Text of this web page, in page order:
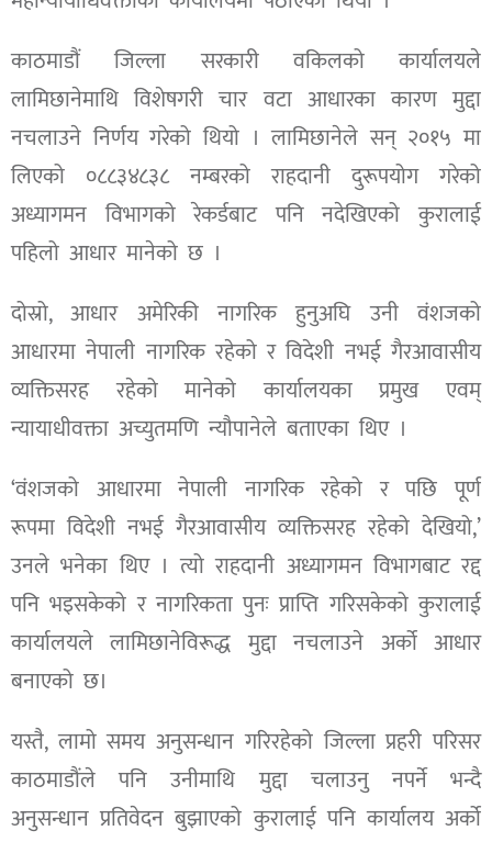
काठमाडौं जिल्ला सरकारी वकिलको कार्यालयले
लामिछानेमाथि विशेषगरी चार वटा आधारका कारण मुद्दा
नचलाउने निर्णय गरेको थियो । लामिछानेले सन् २०१५ मा
लिएको ०८८३४८३८ नम्बरको राहदानी दुरूपयोग गरेको
अध्यागमन विभागको रेकर्डबाट पनि नदेखिएको कुरालाई
पहिलो आधार मानेको छ ।
दोस्रो, आधार अमेरिकी नागरिक हुनुअघि उनी वंशजको
आधारमा नेपाली नागरिक रहेको र विदेशी नभई गैरआवासीय
व्यक्तिसरह रहेको मानेको कार्यालयका प्रमुख एवम्
न्यायाधीवक्ता अच्युतमणि न्यौपानेले बताएका थिए ।
‘वंशजको आधारमा नेपाली नागरिक रहेको र पछि पूर्ण
रूपमा विदेशी नभई गैरआवासीय व्यक्तिसरह रहेको देखियो,’
उनले भनेका थिए । त्यो राहदानी अध्यागमन विभागबाट रद्द
पनि भइसकेको र नागरिकता पुनः प्राप्ति गरिसकेको कुरालाई
कार्यालयले लामिछानेविरूद्ध मुद्दा नचलाउने अर्को आधार
बनाएको छ।
यस्तै, लामो समय अनुसन्धान गरिरहेको जिल्ला प्रहरी परिसर
काठमाडौंले पनि उनीमाथि मुद्दा चलाउनु नपर्ने भन्दै
अनुसन्धान प्रतिवेदन बुझाएको कुरालाई पनि कार्यालय अर्को